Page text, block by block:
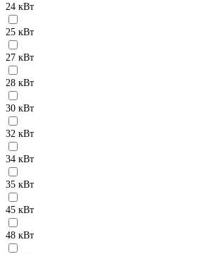
24 кВт
25 кВт
27 кВт
28 кВт
30 кВт
32 кВт
34 кВт
35 кВт
45 кВт
48 кВт